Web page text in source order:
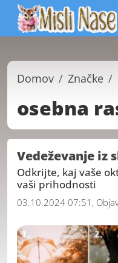
Domov Značke
osebna
Vedeževanje iz
Odkrijte, kaj vaše
vaši prihodnosti
03.10.2024 07:51,